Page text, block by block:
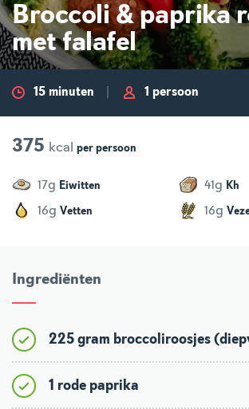
Broccoli & paprika
met falafel
15 minuten 1 persoon
375 kcal per persoon
17g Eiwitten 41g Kh
16g Vetten 16g
Ingrediënten
225 gram broccoliroosjes
1 rode paprika